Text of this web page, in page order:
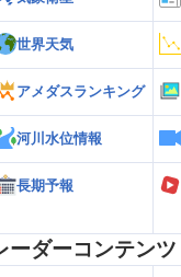
世界天気
アメダスランキング
河川水位情報
長期予報
ーダーコンテンツ